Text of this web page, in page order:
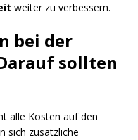
weiter zu verbessern.
bei der
sollten
alle Kosten auf den
sich zusätzliche